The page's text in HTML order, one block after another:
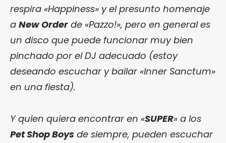
respira «Happiness» y el presunto homenaje
a New Order de «Pazzo!», pero en general es
un disco que puede funcionar muy bien
pinchado por el DJ adecuado (estoy
deseando escuchar y bailar «Inner Sanctum»
en una fiesta).
Y quien quiera encontrar en «SUPER» a los
Pet Shop Boys de siempre, pueden escuchar